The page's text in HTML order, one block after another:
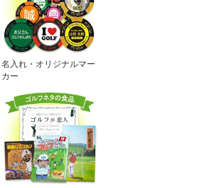
名入れ・オリジナルマー
カー